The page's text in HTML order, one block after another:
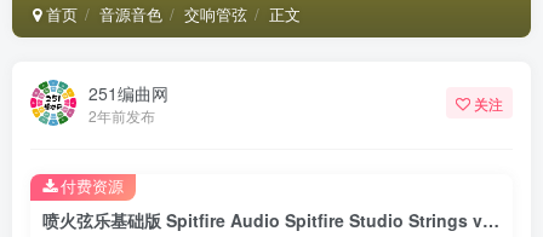
首页 音源音色 交响管弦 正文
251编曲网
2年前发布
关注
喷火弦乐基础版 Spitfire Audio Spitfire Studio Strings v1.0.b19
付费资源